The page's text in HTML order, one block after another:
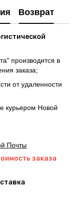
Возврат
производится в
заказа;
от удаленности
курьером Новой
Почты
заказа